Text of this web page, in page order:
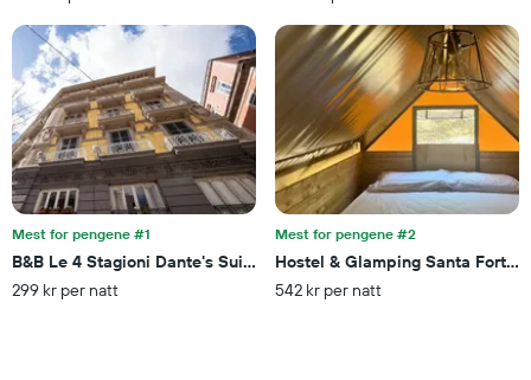
Mest for pengene #1
B&B Le 4 Stagioni Dante's Suites by ClaPa Group Dislocated
299 kr per natt
Mest for pengene #2
Hostel & Glamping Santa
542 kr per natt